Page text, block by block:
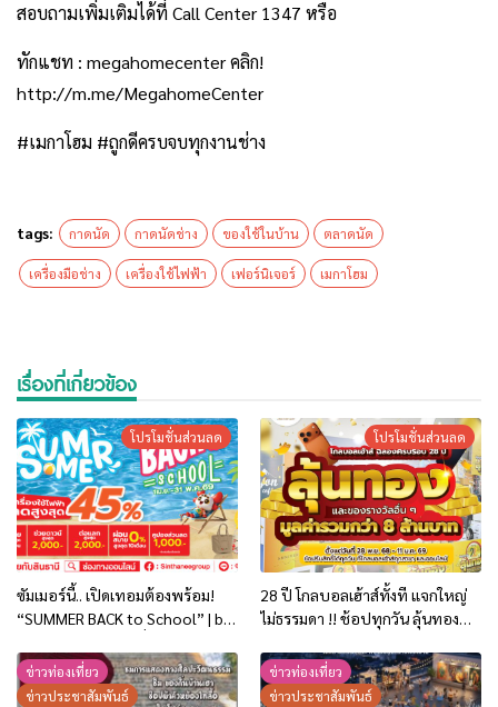
สอบถามเพิ่มเติมได้ที่ Call Center 1347 หรือ
ทักแชท : megahomecenter คลิก!
http://m.me/MegahomeCenter
#เมกาโฮม #ถูกดีครบจบทุกงานช่าง
tags: กาดนัด กาดนัดช่าง ของใช้ในบ้าน ตลาดนัด
เครื่องมือช่าง เครื่องใช้ไฟฟ้า เฟอร์นิเจอร์ เมกาโฮม
เรื่องที่เกี่ยวข้อง
โปรโมชั่นส่วนลด
ซัมเมอร์นี้.. เปิดเทอมต้องพร้อม!
“SUMMER BACK to School” | by
พ.ค. 69 !!
โปรโมชั่นส่วนลด
28 ปี โกลบอลเฮ้าส์ทั้งที แจกใหญ่
ไม่ธรรมดา !! ช้อปทุกวัน ลุ้นทอง
ของรางวัลอื่น ๆ รวมมูลค่ากว่า 8
ล้านบาท
ข่าวท่องเที่ยว
ข่าวประชาสัมพันธ์
ข่าวท่องเที่ยว
ข่าวประชาสัมพันธ์